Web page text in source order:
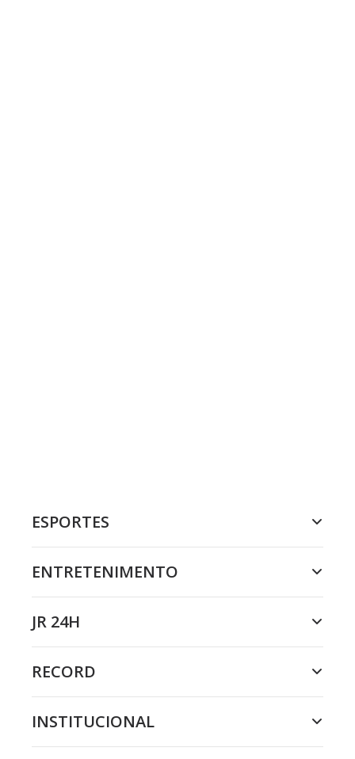
ESPORTES
ENTRETENIMENTO
JR 24H
RECORD
INSTITUCIONAL